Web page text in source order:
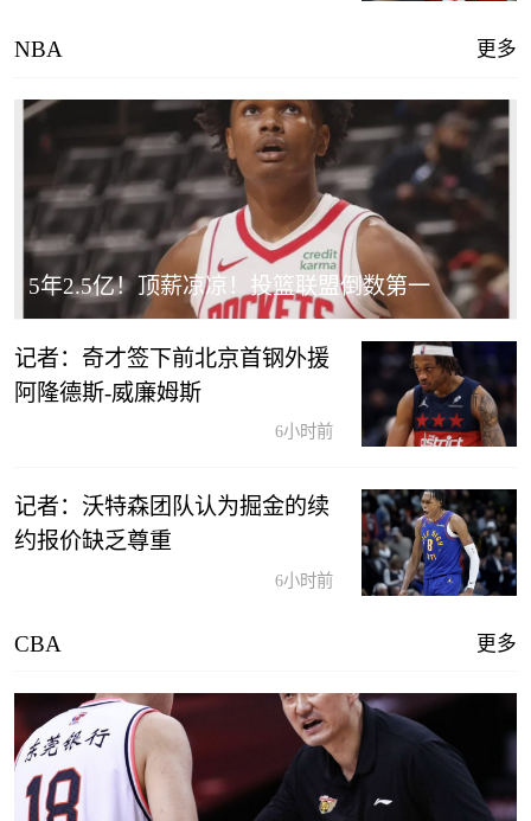
NBA 更多
5年2.5亿！顶薪凉凉！投篮联盟倒数第一
记者：奇才签下前北京首钢外援
阿隆德斯-威廉姆斯
6小时前
记者：沃特森团队认为掘金的续
约报价缺乏尊重
6小时前
CBA 更多